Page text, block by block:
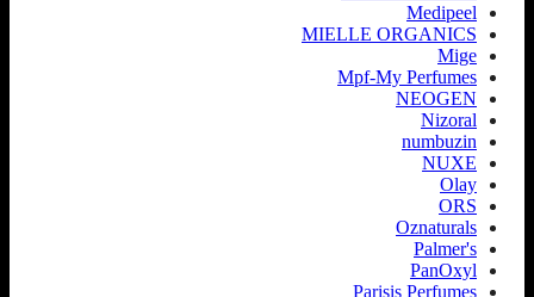
Medipeel
MIELLE ORGANICS
Mige
Mpf-My Perfumes
NEOGEN
Nizoral
numbuzin
NUXE
Olay
ORS
Oznaturals
Palmer's
PanOxyl
Parisis Perfumes